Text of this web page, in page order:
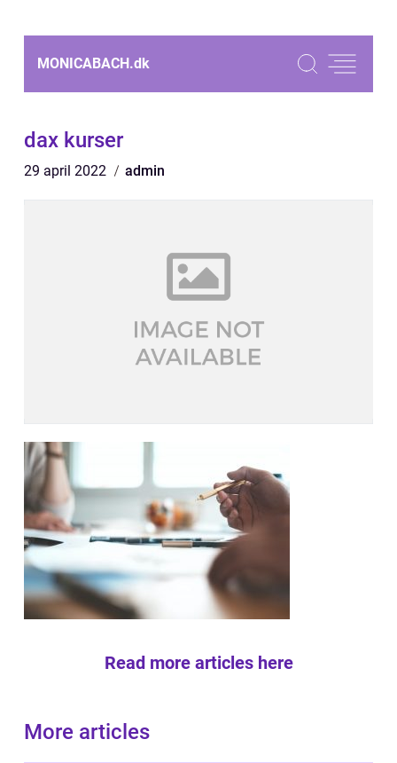
MONICABACH.dk
dax kurser
29 april 2022 admin
Read more articles here
More articles